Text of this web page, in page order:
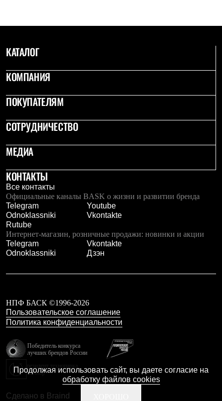
КАТАЛОГ
КОМПАНИЯ
ПОКУПАТЕЛЯМ
СОТРУДНИЧЕСТВО
МЕДИА
КОНТАКТЫ
Все контакты
Официальные каналы BASK о жизни и развитии бренда
Telegram
Youtube
Odnoklassniki
Vkontakte
Rutube
Интернет-магазин, розничные продажи: новинки и акции
Telegram
Vkontakte
Odnoklassniki
Дзэн
НПФ БАСК ©1996-2026
Пользовательское соглашение
Политика конфиденциальности
Победитель конкурса
лучших брендов России
Калибр
Сделано в Braind
Продолжая использовать сайт, вы даете согласие на
обработку файлов cookies